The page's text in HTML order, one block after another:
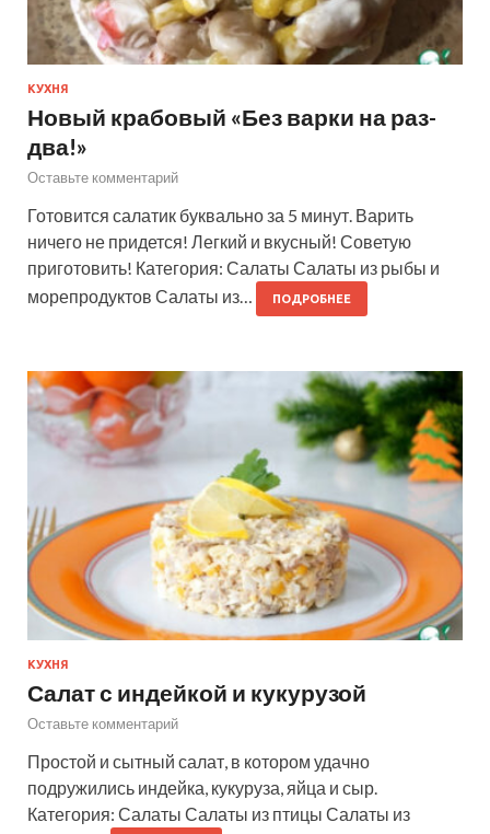
КУХНЯ
Новый крабовый «Без варки на раз-
два!»
Оставьте комментарий
Готовится салатик буквально за 5 минут. Варить
ничего не придется! Легкий и вкусный! Советую
приготовить! Категория: Салаты Салаты из рыбы и
морепродуктов Салаты из…
ПОДРОБНЕЕ
КУХНЯ
Салат с индейкой и кукурузой
Оставьте комментарий
Простой и сытный салат, в котором удачно
подружились индейка, кукуруза, яйца и сыр.
Категория: Салаты Салаты из птицы Салаты из